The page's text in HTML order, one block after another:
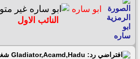
ابو ساره
النائب الاول
رد: Gladiator,Acamd,Hadu شغالين نار بدون تقطيع 31/08/2017 ‏